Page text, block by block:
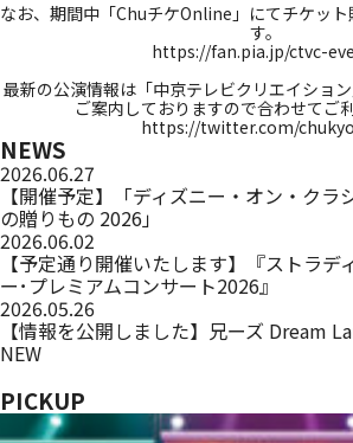
なお、期間中「ChuチケOnline」にてチケッ
す。
https://fan.pia.jp/ctvc-
最新の公演情報は「中京テレビクリエイショ
ご案内しておりますので合わせてご
https://twitter.com/
NEWS
2026.06.27
【開催予定】「ディズニー・オン・クラ
の贈りもの 2026」
2026.06.02
【予定通り開催いたします】『ストラデ
ー･プレミアムコンサート2026』
2026.05.26
【情報を公開しました】兄ーズ Dream
NEW
PICKUP